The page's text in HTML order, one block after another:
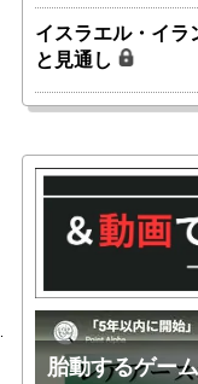
イスラエル・イラ
と見通し
胎動するゲー